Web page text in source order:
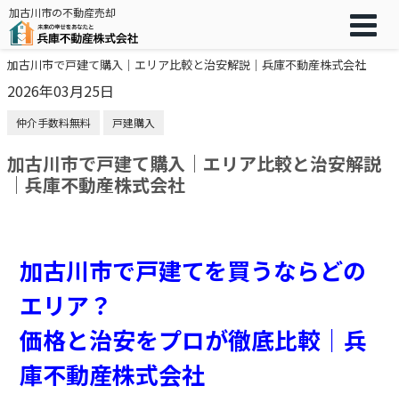
加古川市の不動産売却
加古川市で戸建て購入｜エリア比較と治安解説｜兵庫不動産株式会社
2026年03月25日
仲介手数料無料 戸建購入
加古川市で戸建て購入｜エリア比較と治安解説
｜兵庫不動産株式会社
加古川市で戸建てを買うならどの
エリア？
価格と治安をプロが徹底比較｜兵
庫不動産株式会社